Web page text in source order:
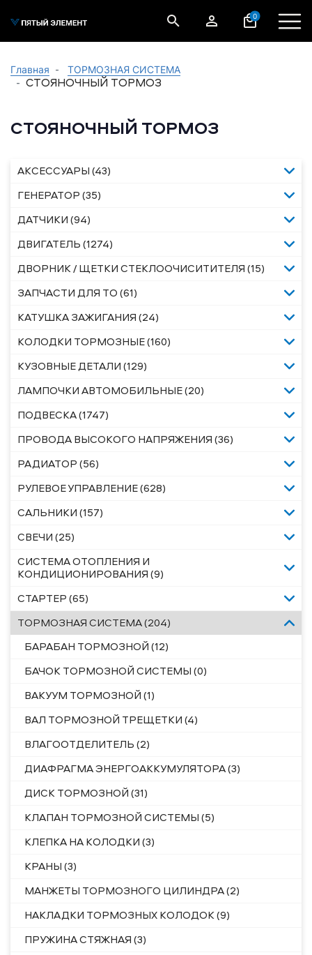
0
Главная ТОРМОЗНАЯ СИСТЕМА
СТОЯНОЧНЫЙ ТОРМОЗ
СТОЯНОЧНЫЙ ТОРМОЗ
АКСЕССУАРЫ (43)
ГЕНЕРАТОР (35)
ДАТЧИКИ (94)
ДВИГАТЕЛЬ (1274)
ДВОРНИК / ЩЕТКИ СТЕКЛООЧИСИТИТЕЛЯ (15)
ЗАПЧАСТИ ДЛЯ ТО (61)
КАТУШКА ЗАЖИГАНИЯ (24)
КОЛОДКИ ТОРМОЗНЫЕ (160)
КУЗОВНЫЕ ДЕТАЛИ (129)
ЛАМПОЧКИ АВТОМОБИЛЬНЫЕ (20)
ПОДВЕСКА (1747)
ПРОВОДА ВЫСОКОГО НАПРЯЖЕНИЯ (36)
РАДИАТОР (56)
РУЛЕВОЕ УПРАВЛЕНИЕ (628)
САЛЬНИКИ (157)
СВЕЧИ (25)
СИСТЕМА ОТОПЛЕНИЯ И
КОНДИЦИОНИРОВАНИЯ (9)
СТАРТЕР (65)
ТОРМОЗНАЯ СИСТЕМА (204)
БАРАБАН ТОРМОЗНОЙ (12)
БАЧОК ТОРМОЗНОЙ СИСТЕМЫ (0)
ВАКУУМ ТОРМОЗНОЙ (1)
ВАЛ ТОРМОЗНОЙ ТРЕЩЕТКИ (4)
ВЛАГООТДЕЛИТЕЛЬ (2)
ДИАФРАГМА ЭНЕРГОАККУМУЛЯТОРА (3)
ДИСК ТОРМОЗНОЙ (31)
КЛАПАН ТОРМОЗНОЙ СИСТЕМЫ (5)
КЛЕПКА НА КОЛОДКИ (3)
КРАНЫ (3)
МАНЖЕТЫ ТОРМОЗНОГО ЦИЛИНДРА (2)
НАКЛАДКИ ТОРМОЗНЫХ КОЛОДОК (9)
ПРУЖИНА СТЯЖНАЯ (3)